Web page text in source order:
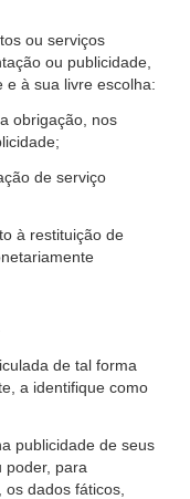
ou serviços
ou publicidade,
e à sua livre escolha:
obrigação, nos
de serviço
à restituição de
de tal forma
a identifique como
publicidade de seus
poder, para
dados fáticos,